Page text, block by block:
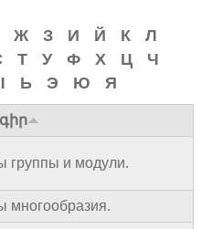
Ж З И Й К
Л
Т У Ф Х Ц
Ч
Ь Э Ю Я
группы и модули.
многообразия.